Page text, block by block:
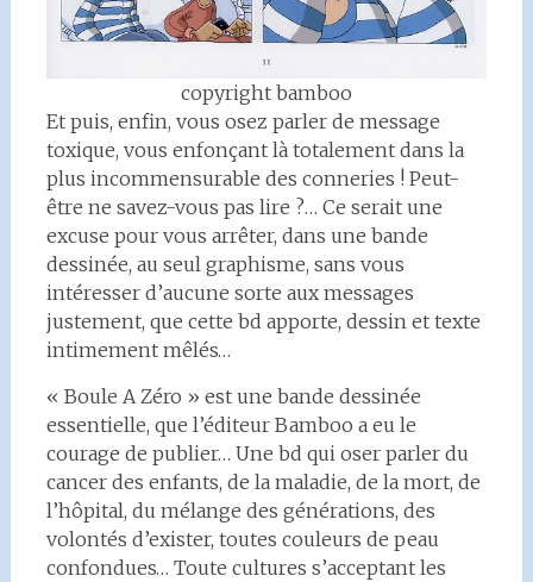
copyright bamboo
Et puis, enfin, vous osez parler de message
toxique, vous enfonçant là totalement dans la
plus incommensurable des conneries ! Peut-
être ne savez-vous pas lire ?… Ce serait une
excuse pour vous arrêter, dans une bande
dessinée, au seul graphisme, sans vous
intéresser d’aucune sorte aux messages
justement, que cette bd apporte, dessin et texte
intimement mêlés…
« Boule A Zéro » est une bande dessinée
essentielle, que l’éditeur Bamboo a eu le
courage de publier… Une bd qui oser parler du
cancer des enfants, de la maladie, de la mort, de
l’hôpital, du mélange des générations, des
volontés d’exister, toutes couleurs de peau
confondues… Toute cultures s’acceptant les